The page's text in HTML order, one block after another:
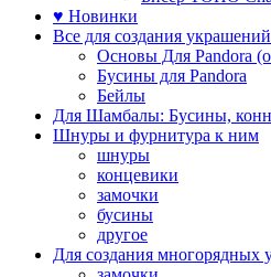
♥ Новинки
Все для создания
Основы Для Pandora
Бусины для Pandora
Бейлы
Для Шамбалы: Бусины,
Шнуры и фурнитура к ним
шнуры
концевики
замочки
бусины
другое
Для создания многорядных